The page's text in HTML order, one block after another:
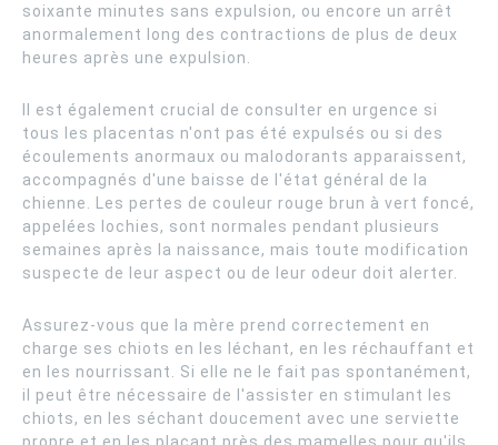
soixante minutes sans expulsion, ou encore un arrêt
anormalement long des contractions de plus de deux
heures après une expulsion.
Il est également crucial de consulter en urgence si
tous les placentas n'ont pas été expulsés ou si des
écoulements anormaux ou malodorants apparaissent,
accompagnés d'une baisse de l'état général de la
chienne. Les pertes de couleur rouge brun à vert foncé,
appelées lochies, sont normales pendant plusieurs
semaines après la naissance, mais toute modification
suspecte de leur aspect ou de leur odeur doit alerter.
Assurez-vous que la mère prend correctement en
charge ses chiots en les léchant, en les réchauffant et
en les nourrissant. Si elle ne le fait pas spontanément,
il peut être nécessaire de l'assister en stimulant les
chiots, en les séchant doucement avec une serviette